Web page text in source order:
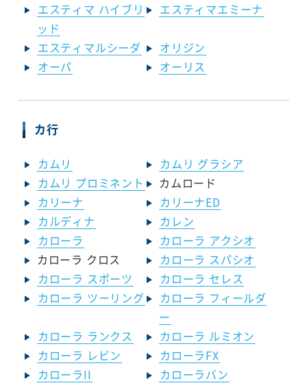
エスティマ ハイブリ
ッド
エスティマエミーナ
エスティマルシーダ
オリジン
オーパ
オーリス
カ行
カムリ
カムリ グラシア
カムリ プロミネント
カムロード
カリーナ
カリーナED
カルディナ
カレン
カローラ
カローラ アクシオ
カローラ クロス
カローラ スパシオ
カローラ スポーツ
カローラ セレス
カローラ ツーリング
カローラ フィールダ
ー
カローラ ランクス
カローラ ルミオン
カローラ レビン
カローラFX
カローラII
カローラバン